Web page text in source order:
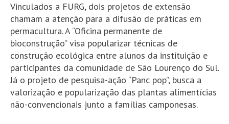
Vinculados a FURG, dois projetos de extensão
chamam a atenção para a difusão de práticas em
permacultura. A “Oficina permanente de
bioconstrução” visa popularizar técnicas de
construção ecológica entre alunos da instituição e
participantes da comunidade de São Lourenço do Sul.
Já o projeto de pesquisa-ação “Panc pop”, busca a
valorização e popularização das plantas alimentícias
não-convencionais junto a famílias camponesas.